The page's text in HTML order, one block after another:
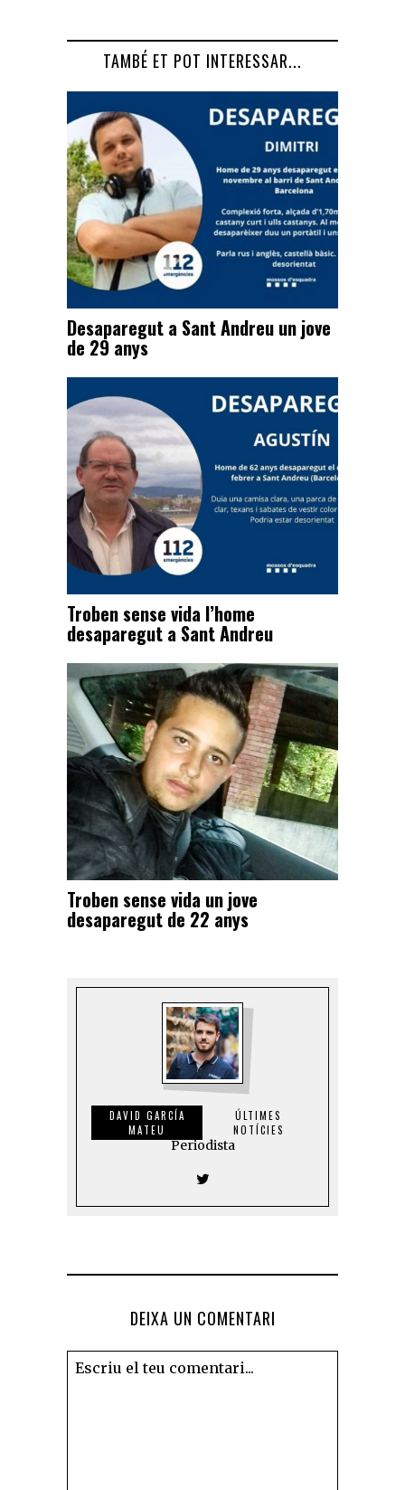
TAMBÉ ET POT INTERESSAR...
Desaparegut a Sant Andreu un jove
de 29 anys
Troben sense vida l’home
desaparegut a Sant Andreu
Troben sense vida un jove
desaparegut de 22 anys
DAVID GARCÍA
MATEU
ÚLTIMES
NOTÍCIES
Periodista
DEIXA UN COMENTARI